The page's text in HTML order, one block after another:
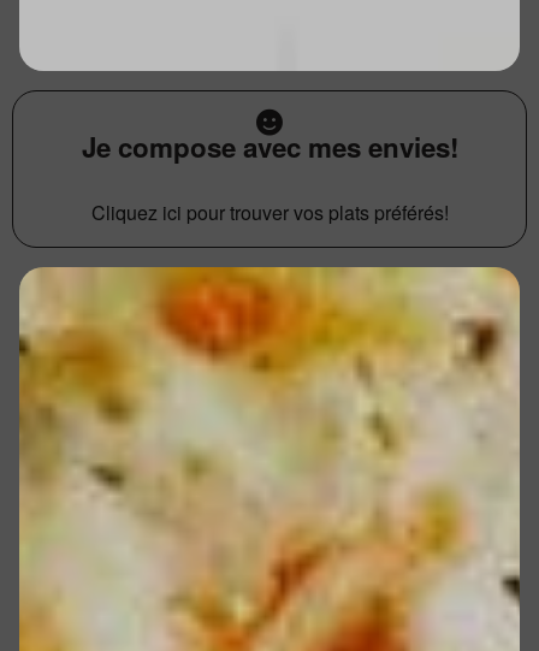
Je compose avec mes envies!
Cliquez ici pour trouver vos plats préférés!